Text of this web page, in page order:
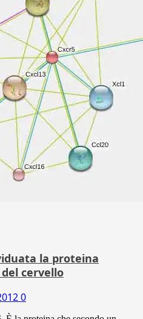
la proteina
cervello
0